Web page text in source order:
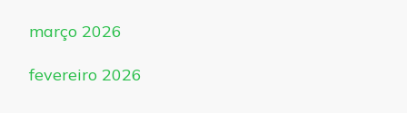
março 2026
fevereiro 2026